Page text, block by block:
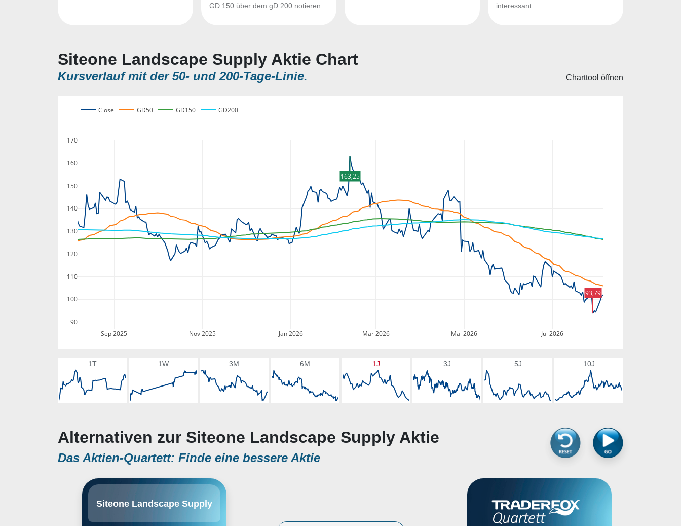
GD 150 über dem gD 200 notieren.
interessant.
Siteone Landscape Supply Aktie Chart
Kursverlauf mit der 50- und 200-Tage-Linie. Charttool öffnen
Sep 2025 Nov 2025 Jan 2026 Mär 2026 Mai 2026 Jul 2026
90
100
110
120
130
140
150
160
170
Close GD50 GD150 GD200
163,25
93,79
1T 1W 3M 6M 1J 3J 5J 10J
Alternativen zur Siteone Landscape Supply Aktie
Das Aktien-Quartett: Finde eine bessere Aktie
Siteone Landscape Supply
engages in the distribution of
residential. Its products include